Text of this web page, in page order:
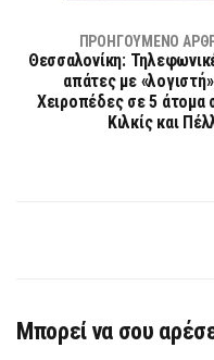
ΠΡΟΗΓΟΎΜΕΝΟ
Θεσσαλονίκη:
απάτες με
Χειροπέδες σε 5 άτομα
Κιλκίς και
Μπορεί να σου